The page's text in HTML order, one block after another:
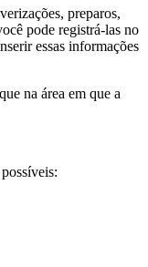
preparos,
pode registrá-las no
essas informações
na área em que a